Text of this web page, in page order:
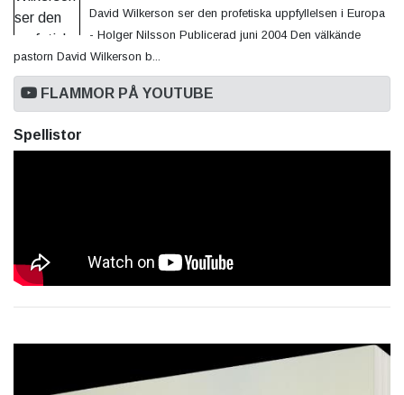
David Wilkerson ser den profetiska uppfyllelsen i Europa
- Holger Nilsson Publicerad juni 2004 Den välkände
pastorn David Wilkerson b...
FLAMMOR PÅ YOUTUBE
Spellistor